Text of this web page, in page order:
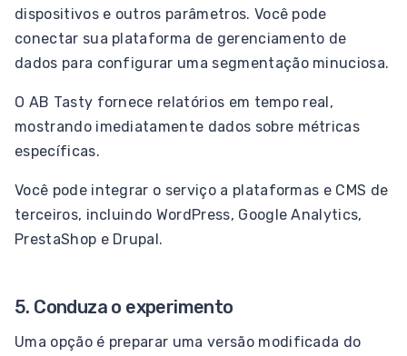
dispositivos e outros parâmetros. Você pode
conectar sua plataforma de gerenciamento de
dados para configurar uma segmentação minuciosa.
O AB Tasty fornece relatórios em tempo real,
mostrando imediatamente dados sobre métricas
específicas.
Você pode integrar o serviço a plataformas e CMS de
terceiros, incluindo WordPress, Google Analytics,
PrestaShop e Drupal.
5. Conduza o experimento
Uma opção é preparar uma versão modificada do